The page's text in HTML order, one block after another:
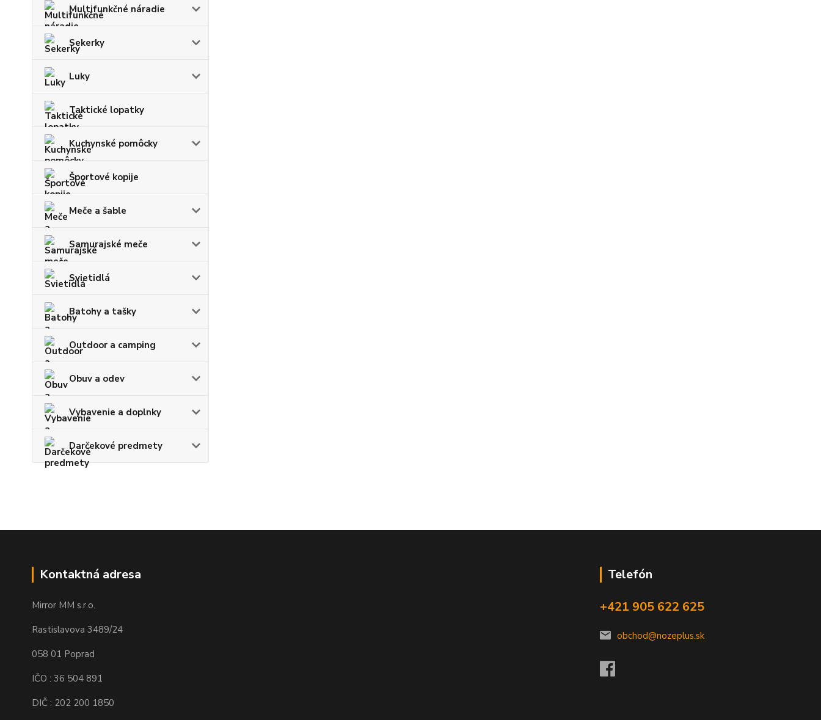
Multifunkčné náradie
Sekerky
Luky
Taktické lopatky
Kuchynské pomôcky
Športové kopije
Meče a šable
Samurajské meče
Svietidlá
Batohy a tašky
Outdoor a camping
Obuv a odev
Vybavenie a doplnky
Darčekové predmety
Kontaktná adresa
Mirror MM s.r.o.
Rastislavova 3489/24
058 01 Poprad
IČO : 36 504 891
DIČ : 202 200 1850
Telefón
+421 905 622 625
obchod@nozeplus.sk